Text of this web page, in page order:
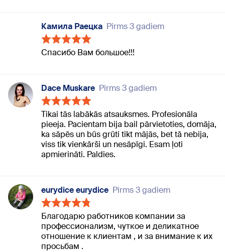
Камила Раецка Pirms 3 gadiem
Спасибо Вам большое!!!
Dace Muskare Pirms 3 gadiem
Tikai tās labākās atsauksmes. Profesionāla
pieeja. Pacientam bija bail pārvietoties, domāja,
ka sāpēs un būs grūti tikt mājās, bet tā nebija,
viss tik vienkārši un nesāpīgi. Esam ļoti
apmierināti. Paldies.
eurydice eurydice Pirms 3 gadiem
Благодарю работников компании за
профессионализм, чуткое и деликатное
отношение к клиентам , и за внимание к их
просьбам .